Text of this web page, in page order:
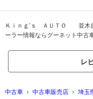
Ｋｉｎｇ’ｓ ＡＵＴＯ 並木自
ーラー情報ならグーネット中古
レ
中古車 中古車販売店
埼玉